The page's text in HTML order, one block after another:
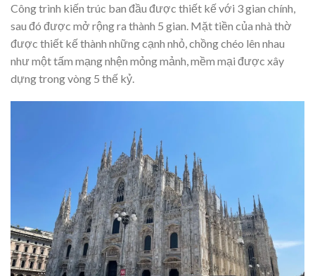
Công trình kiến trúc ban đầu được thiết kế với 3 gian chính,
sau đó được mở rộng ra thành 5 gian. Mặt tiền của nhà thờ
được thiết kế thành những cạnh nhỏ, chồng chéo lên nhau
như một tấm mạng nhện mỏng mảnh, mềm mại được xây
dựng trong vòng 5 thế kỷ.